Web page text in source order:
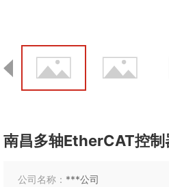
南昌多轴EtherCAT控制
公司名称： ***公司